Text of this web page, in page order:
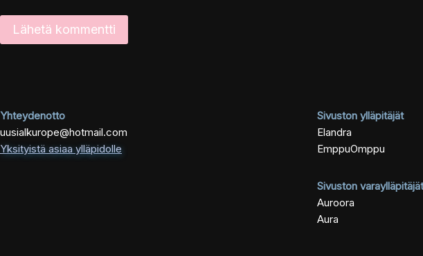
Yhteydenotto
uusialkurope@hotmail.com
Yksityistä asiaa ylläpidolle
Sivuston ylläpitäjät
Elandra
EmppuOmppu
Sivuston varaylläpitäjät
Auroora
Aura